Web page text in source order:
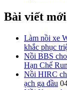
Bài viết mới
Làm nồi xe
khắc phục
Nồi BBS
Hạn Chế
Nồi HIRC
ạch ga đầu